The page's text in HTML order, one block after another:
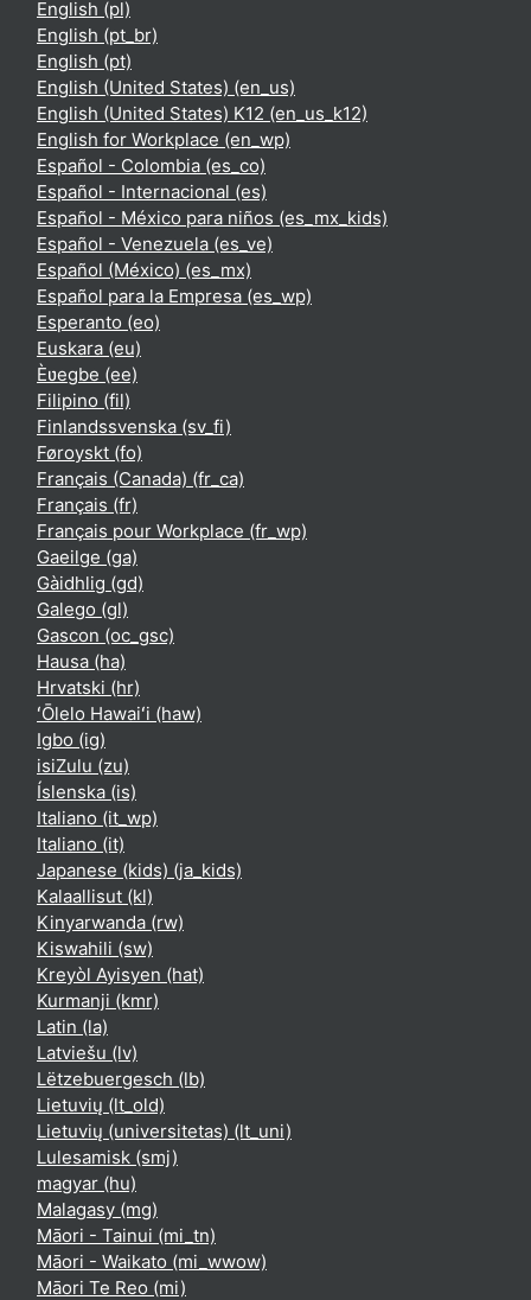
English ‎(pl)‎
English ‎(pt_br)‎
English ‎(pt)‎
English (United States) ‎(en_us)‎
English (United States) K12 ‎(en_us_k12)‎
English for Workplace ‎(en_wp)‎
Español - Colombia ‎(es_co)‎
Español - Internacional ‎(es)‎
Español - México para niños ‎(es_mx_kids)‎
Español - Venezuela ‎(es_ve)‎
Español (México) ‎(es_mx)‎
Español para la Empresa ‎(es_wp)‎
Esperanto ‎(eo)‎
Euskara ‎(eu)‎
Èʋegbe ‎(ee)‎
Filipino ‎(fil)‎
Finlandssvenska ‎(sv_fi)‎
Føroyskt ‎(fo)‎
Français (Canada) ‎(fr_ca)‎
Français ‎(fr)‎
Français pour Workplace ‎(fr_wp)‎
Gaeilge ‎(ga)‎
Gàidhlig ‎(gd)‎
Galego ‎(gl)‎
Gascon ‎(oc_gsc)‎
Hausa ‎(ha)‎
Hrvatski ‎(hr)‎
ʻŌlelo Hawaiʻi ‎(haw)‎
Igbo ‎(ig)‎
isiZulu ‎(zu)‎
Íslenska ‎(is)‎
Italiano ‎(it_wp)‎
Italiano ‎(it)‎
Japanese (kids) ‎(ja_kids)‎
Kalaallisut ‎(kl)‎
Kinyarwanda ‎(rw)‎
Kiswahili ‎(sw)‎
Kreyòl Ayisyen ‎(hat)‎
Kurmanji ‎(kmr)‎
Latin ‎(la)‎
Latviešu ‎(lv)‎
Lëtzebuergesch ‎(lb)‎
Lietuvių ‎(lt_old)‎
Lietuvių (universitetas) ‎(lt_uni)‎
Lulesamisk ‎(smj)‎
magyar ‎(hu)‎
Malagasy ‎(mg)‎
Māori - Tainui ‎(mi_tn)‎
Māori - Waikato ‎(mi_wwow)‎
Māori Te Reo ‎(mi)‎